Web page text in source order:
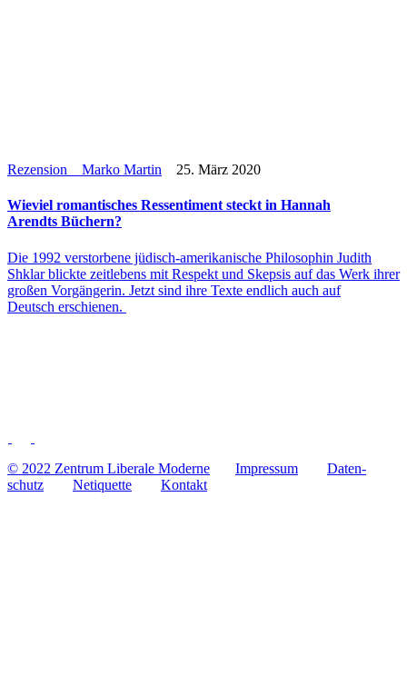
Rezension Marko Martin 25. März 2020
Wieviel roman­ti­sches Res­sen­ti­ment steckt in Hannah
Arendts Büchern?
Die 1992 ver­stor­bene jüdisch-ame­ri­­ka­­ni­­sche Phi­lo­so­phin Judith
Shklar blickte zeit­le­bens mit Respekt und Skepsis auf das Werk ihrer
großen Vor­gän­ge­rin. Jetzt sind ihre Texte endlich auch auf
Deutsch erschienen.
© 2022 Zentrum Libe­rale Moderne Impres­sum
Daten­
schutz
Neti­quette Kontakt